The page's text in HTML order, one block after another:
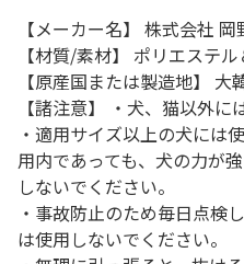
【メーカー名】 株式会社
【材質/素材】 ポリエステ
【原産国または製造地】 大
【諸注意】 ・犬、猫以外に
・適用サイズ以上の犬には
用内であっても、犬の力が
しないでください。
・事故防止のため毎日点検
は使用しないでください。